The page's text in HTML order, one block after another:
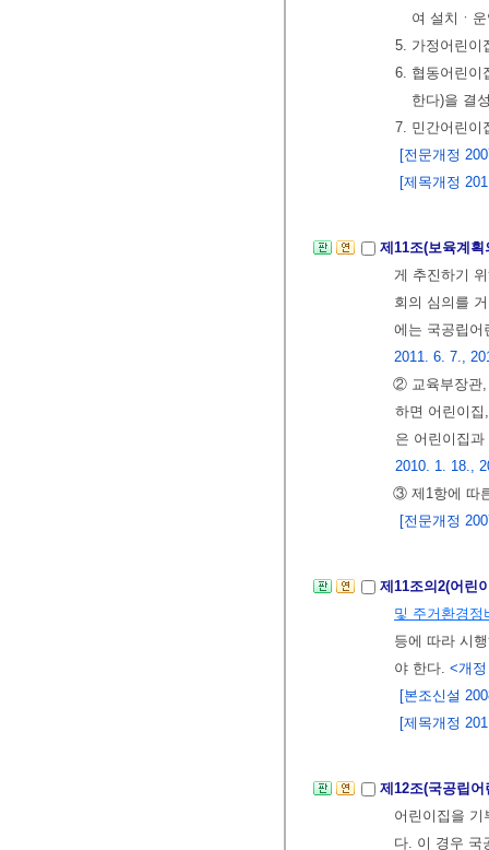
여 설치ㆍ
5. 가정어린이
6. 협동어린이
한다)을 결
7. 민간어린이
[전문개정
[제목개정
제11조(보육계
게 추진하기
회의 심의를
에는 국공립
2011. 6. 7.,
② 교육부장관,
하면 어린이
은 어린이집
2010. 1. 18.,
③ 제1항에 따
[전문개정
제11조의2(어린
및 주거환경정
등에 따라 시
야 한다. <개
[본조신설
[제목개정
제12조(국공립
어린이집을
다. 이 경우 국